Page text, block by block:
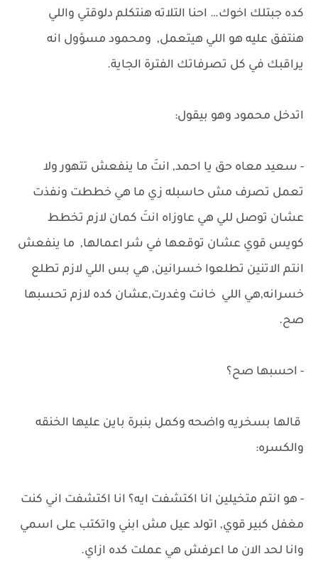
كده جبتلك اخوك… احنا التلاته هنتكلم دلوقتي واللي
هنتفق عليه هو اللي هيتعمل, ومحمود مسؤول انه
يراقبك في كل تصرفاتك الفترة الجاية.
اتدخل محمود وهو بيقول:
- سعيد معاه حق يا احمد, انتَ ما ينفعش تتهور ولا
تعمل تصرف مش حاسبله زي ما هي خططت ونفذت
عشان توصل للي هي عاوزاه انتَ كمان لازم تخطط
كويس قوي عشان توقعها في شر اعمالها, ما ينفعش
انتم الاتنين تطلعوا خسرانين, هي بس اللي لازم تطلع
خسرانه,هي اللي خانت وغدرت,عشان كده لازم تحسبها
صح.
- احسبها صح؟
قالها بسخريه واضحه وكمل بنبرة باين عليها الخنقه
والكسره:
- هو انتم متخيلين انا اكتشفت ايه؟ انا اكتشفت اني كنت
مغفل كبير قوي, اتولد عيل مش ابني واتكتب على اسمي
وانا لحد الان ما اعرفش هي عملت كده ازاي.